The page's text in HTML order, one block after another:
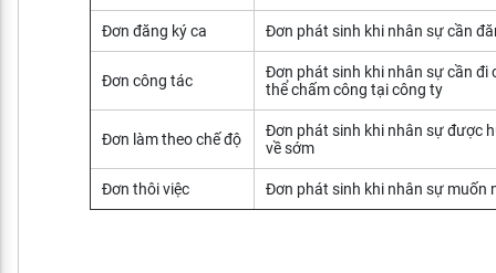
Đơn đăng ký ca Đơn phát sinh khi nhân sự cần
Đơn công tác
Đơn phát sinh khi nhân sự cần đi
thể chấm công tại công ty
Đơn làm theo chế độ
Đơn phát sinh khi nhân sự được
về sớm
Đơn thôi việc Đơn phát sinh khi nhân sự muốn